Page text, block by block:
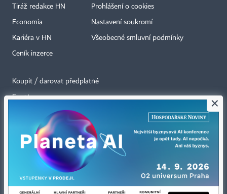
Tiráž redakce HN
Economia
Kariéra v HN
Ceník inzerce
Prohlášení o cookies
Nastavení soukromí
Všeobecné smluvní podmínky
Koupit / darovat předplatné
Eventy
RSS kanály
Autorská práva vykonává vydavatel. Bez písemného svolení vydavatele je
zakázáno jakékoli užití částí nebo celku díla, zejména rozmnožování a šíření
×